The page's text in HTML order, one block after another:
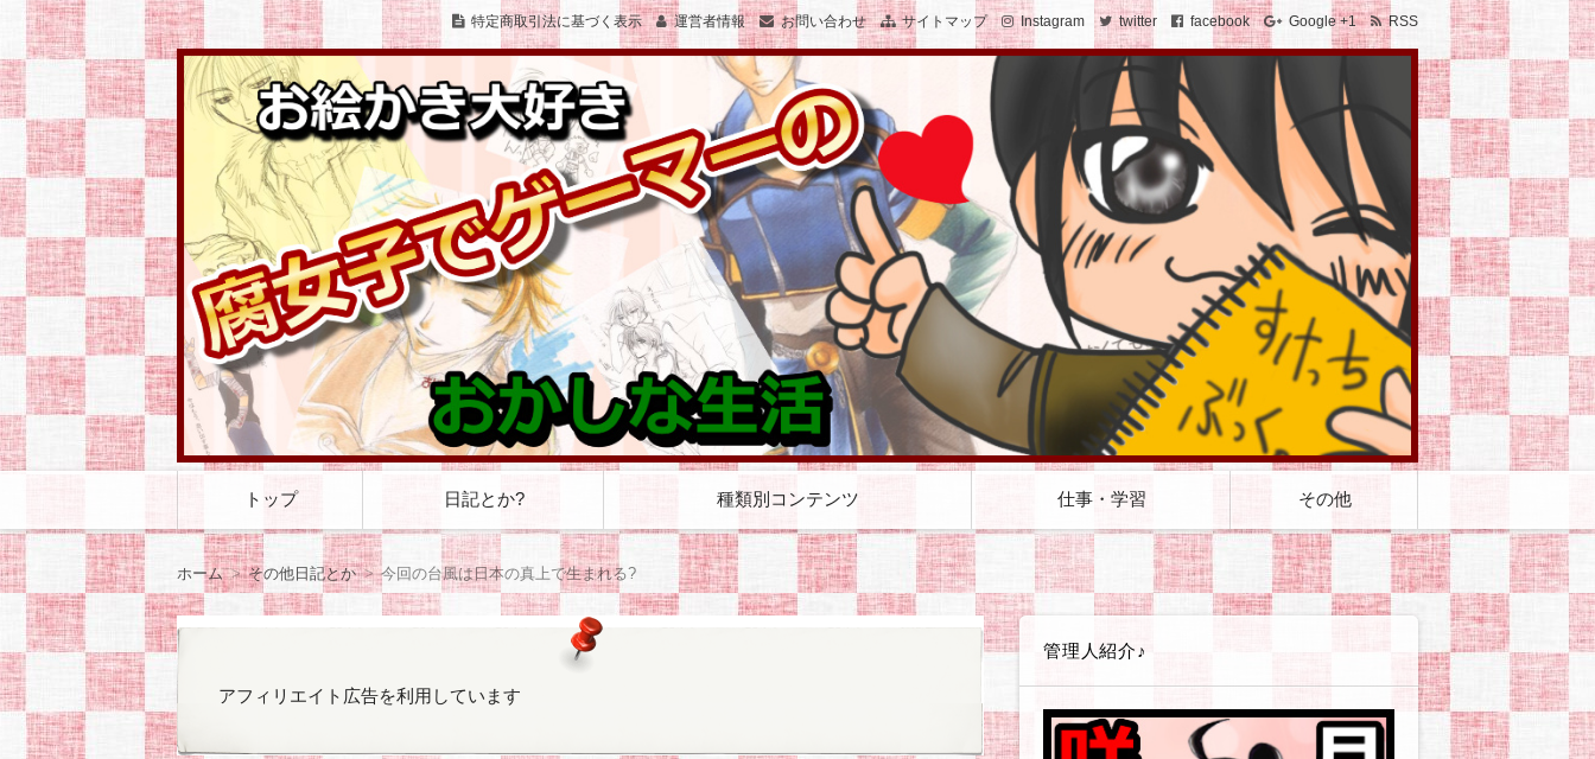
特定商取引法に基づく表示 運営者情報 お問い合わせ サイトマップ Instagram twitter facebook Google +1 RSS
お絵かき大好き 腐女子でゲーマーのおかしな生活
お絵かきとゲームをこよなく愛する腐女子のおかしな生活を絵と文で綴ります
ン
ツ
へ
トップ 日記とか?
観察日記 観察日記【咲月さんち】
観察日記【世間様の様子】
観察日記【ゲーム・遊び】
観察日記【ダイエット編】
観察日記【美容編】
観察日記【健康編】
観察日記【絵日記】
観察日記【職場のゆかいな同僚たち】
ラノベやコミックの感想等
ゲームのプレイ日記や感想等
オカンと乳がん
気になったもの
ぽっちゃりファッション
お知らせ
種類別コンテンツ
体験戦記各種 体験戦記アイヨウダー【愛用食材・小物】
体験戦記アソンダー【ゲーム・遊び】
体験戦記エヲカイター【お絵かき編】
体験戦記オシリダイジ【便秘・痔】
体験戦記カタヅケター【掃除・片付け編】
体験戦記カッタッター【お買い物編】
体験戦記ケンコウダイイチ【美容・健康】
体験戦記シッパイダー【失敗談等】
体験戦記ゼッショクダー【プチ絶食生活】
体験戦記タノシンダー【行事やイベント編】
体験戦記タベッター【食べ物編】
体験戦記タメシター【お試し編】
体験戦記タメシター【対策・改善】
体験戦記タイヘンジャー【非常時・防災対策】
体験戦記ダイエッター【オートミール編】
体験戦記ダイエッター【ゆるい糖質カット】
体験戦記ダイエッター【人間になりたい編】
体験戦記ダイエッター【低GIチャレンジ】
体験戦記【料理ネタ】
体験戦記ドウガー【動画作成】
体験戦記ノンダー【飲み物編】
体験戦記ノウゼイジャー【ふるさと納税】
体験戦記ヒッコシター【引越し編】
体験戦記料理編 体験戦記ツクッター【その他】
体験戦記ツクッター【リュウジ】
体験戦記ツクッター【りなてぃ】
体験戦記ツクッター【山本ゆり】
解説戦記各種 解説戦隊アソブンジャー【趣味・遊び編】
解説戦隊イキイキジャー【美容・健康編】
解説戦隊イベンター【イベント情報】
解説戦隊エヲカイター【お絵かき編】
解説戦隊カスタマイジャー【カスタマイズ編】
解説戦隊シラベッター【その他疑問】
解説戦隊ツカイカター【使い方編】
解説戦隊タベルンジャー【食べ物編】
解説戦隊デキルンジャー【登録・設定編】
解説戦隊ワカルンジャー【用語編】
解説戦隊ノムンジャー【飲み物編】
企業・お店 企業・お店ーおおむぎ工房
企業・お店ーニトリ
企業・お店ーモラタメ
企業・お店ーユニクロ
企業・お店ーリュリュモール
企業・お店－BASEFOOD
企業・お店－コンビニ各社
企業・お店－シャトレーゼ
企業・お店－タマチャンショップ
企業・お店－ヤフーショッピング
企業・お店－楽天市場
読書感想 読書感想【本に関する情報やお話】
読書感想【その他の本】
読書感想【ライトノベル】
読書感想【コミック】
読書感想【恋愛要素薄めか皆無】
読書感想【現代社会風恋愛もの】
読書感想【異世界転生・転移・召喚】
読書感想【貴族・外国風恋愛もの】
読書感想【BL/女性向/男×男注意
仕事・学習
アフィリエイト講座
WordPress(ワードプレス)
テーマ・テンプレート
SIRIUS(シリウス)関連
BANNERPLUS(バナープラス)関連
無料ブログ
ASP・広告
ウェブサービス・店舗・企業
ソフト・ツール
お得情報やお小遣い稼ぎとか
その他
サイトマップ
プライバシーポリシー
ホーム
その他日記とか 今回の台風は日本の真上で生まれる?
アフィリエイト広告を利用しています
管理人紹介♪